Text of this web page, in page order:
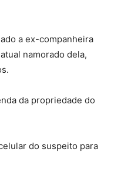
a ex-companheira
namorado dela,
da propriedade do
do suspeito para